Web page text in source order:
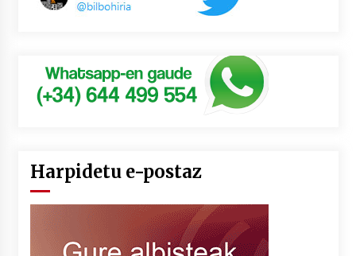
Harpidetu e-postaz